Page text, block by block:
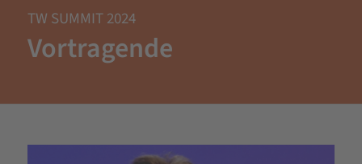
TW SUMMIT 2024
Vortragende